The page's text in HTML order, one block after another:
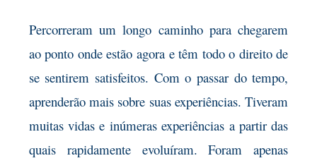
Percorreram um longo caminho para chegarem
ao ponto onde estão agora e têm todo o direito de
se sentirem satisfeitos. Com o passar do tempo,
aprenderão mais sobre suas experiências. Tiveram
muitas vidas e inúmeras experiências a partir das
quais rapidamente evoluíram. Foram apenas